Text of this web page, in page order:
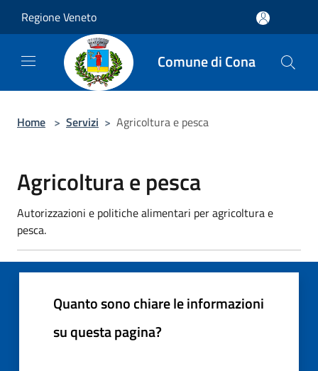
Regione Veneto
Comune di Cona
Home > Servizi > Agricoltura e pesca
Agricoltura e pesca
Autorizzazioni e politiche alimentari per agricoltura e
pesca.
Quanto sono chiare le informazioni
su questa pagina?